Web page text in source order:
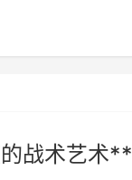
战术艺术**